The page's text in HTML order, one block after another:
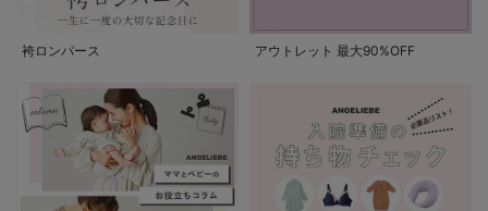
袴ロンパース アウトレット 最大90%OFF